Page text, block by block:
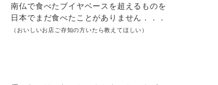
南仏で食べたブイヤベースを超えるものを
日本でまだ食べたことがありません．．．
（おいしいお店ご存知の方いたら教えてほしい）